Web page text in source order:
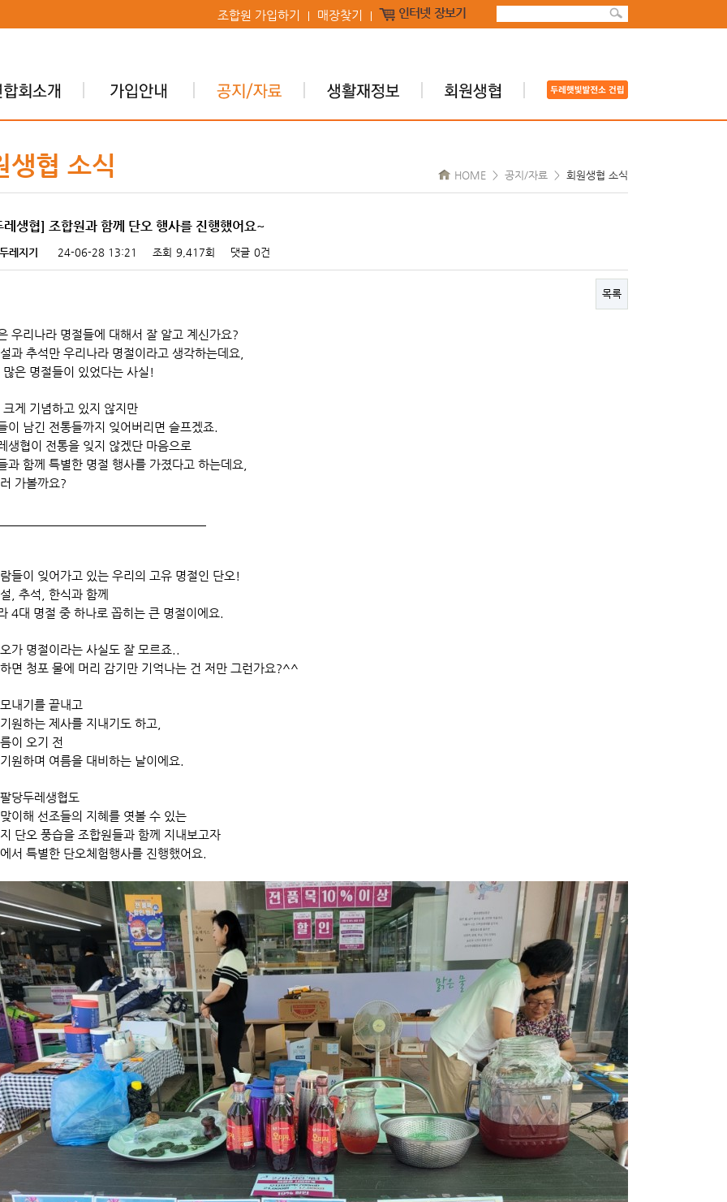
조합원 가입하기 매장찾기 인터넷 장보기
생협 소식 HOME > 공지/자료 > 회원생협 소식
생협] 조합원과 함께 단오 행사를 진행했어요~
두레지기 24-06-28 13:21 조회 9,417회 댓글 0건
목록
우리나라 명절들에 대해서 잘 알고 계신가요?
과 추석만 우리나라 명절이라고 생각하는데요,
많은 명절들이 있었다는 사실!
크게 기념하고 있지 않지만
이 남긴 전통들까지 잊어버리면 슬프겠죠.
생협이 전통을 잊지 않겠단 마음으로
과 함께 특별한 명절 행사를 가졌다고 하는데요,
가볼까요?
들이 잊어가고 있는 우리의 고유 명절인 단오!
, 추석, 한식과 함께
4대 명절 중 하나로 꼽히는 큰 명절이에요.
가 명절이라는 사실도 잘 모르죠..
면 청포 물에 머리 감기만 기억나는 건 저만 그런가요?^^
내기를 끝내고
원하는 제사를 지내기도 하고,
이 오기 전
원하며 여름을 대비하는 날이에요.
당두레생협도
이해 선조들의 지혜를 엿볼 수 있는
단오 풍습을 조합원들과 함께 지내보고자
서 특별한 단오체험행사를 진행했어요.